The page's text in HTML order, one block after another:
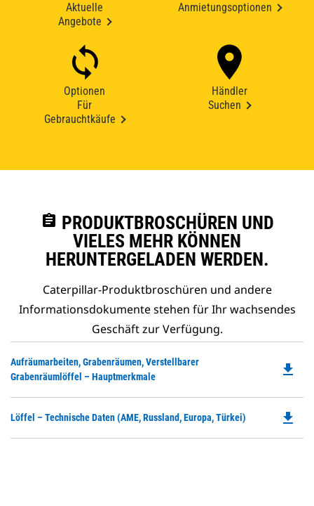
Aktuelle
Angebote
Anmietungsoptionen
Optionen
Für
Gebrauchtkäufe
Händler
Suchen
assignment PRODUKTBROSCHÜREN UND
VIELES MEHR KÖNNEN
HERUNTERGELADEN WERDEN.
Caterpillar-Produktbroschüren und andere
Informationsdokumente stehen für Ihr wachsendes
Geschäft zur Verfügung.
Aufräumarbeiten, Grabenräumen, Verstellbarer
Grabenräumlöffel – Hauptmerkmale
file_download
Löffel – Technische Daten (AME, Russland, Europa, Türkei) file_download